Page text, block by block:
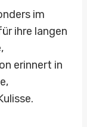
im
ihre langen
erinnert in